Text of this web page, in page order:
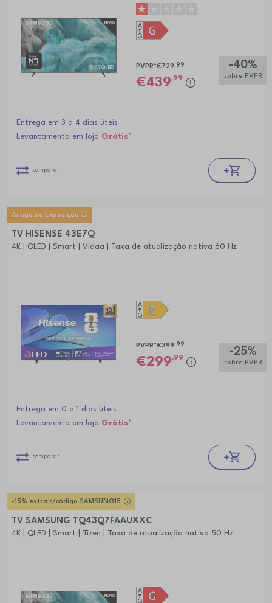
-40%
sobre PVPR
PVPR*€729 ,99
439,99
Entrega em 3 a 4 dias úteis
Levantamento em loja Grátis*
comparar
Artigo de Exposição
TV HISENSE 43E7Q
4K | QLED | Smart | Vidaa | Taxa de atualização nativa 60 Hz
-25%
sobre PVPR
PVPR*€399 ,99
299,99
Entrega em 0 a 1 dias úteis
Levantamento em loja Grátis*
comparar
-15% extra c/código SAMSUNG15
TV SAMSUNG TQ43Q7FAAUXXC
4K | QLED | Smart | Tizen | Taxa de atualização nativa 50 Hz